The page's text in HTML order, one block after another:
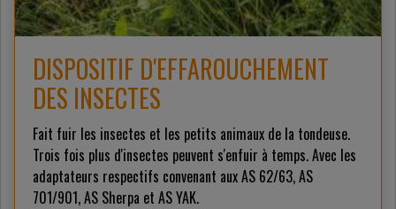
DISPOSITIF D'EFFAROUCHEMENT
DES INSECTES
Fait fuir les insectes et les petits animaux de la tondeuse.
Trois fois plus d'insectes peuvent s'enfuir à temps. Avec les
adaptateurs respectifs convenant aux AS 62/63, AS
701/901, AS Sherpa et AS YAK.